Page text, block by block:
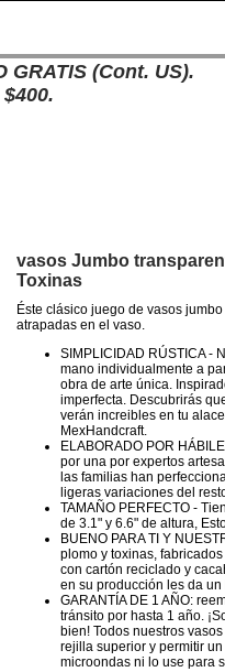
GRATIS (Cont. US).
vasos Jumbo
Toxinas
Éste clásico juego de vasos
atrapadas en el vaso.
SIMPLICIDAD RÚSTICA -
mano individualmente a
obra de arte única.
imperfecta. Descubrirás
verán increibles en tu
MexHandcraft.
ELABORADO POR
por una por expertos
las familias han
ligeras variaciones del
TAMAÑO PERFECTO -
de 3.1" y 6.6" de altura,
BUENO PARA TI Y
plomo y toxinas,
con cartón reciclado y
en su producción les da
GARANTÍA DE 1 AÑO:
tránsito por hasta 1 año.
bien! Todos nuestros
rejilla superior y permitir
microondas ni lo use para